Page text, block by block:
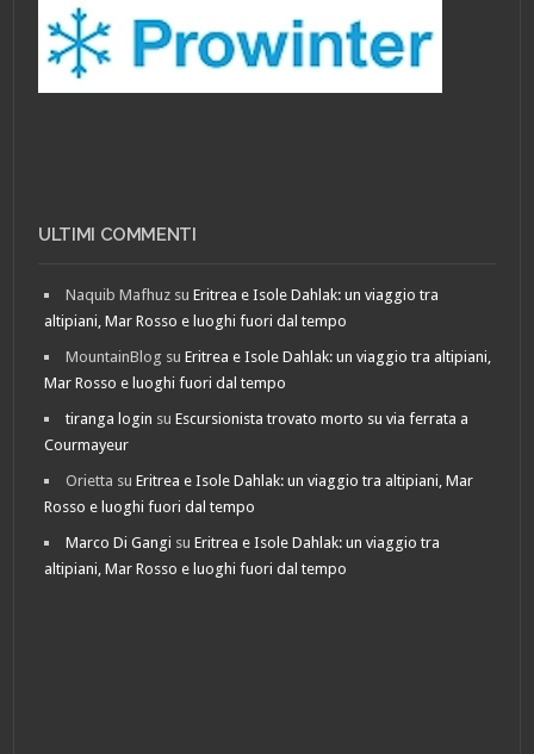
ULTIMI COMMENTI
Naquib Mafhuz suEritrea e Isole Dahlak: un viaggio tra
altipiani, Mar Rosso e luoghi fuori dal tempo
MountainBlog suEritrea e Isole Dahlak: un viaggio tra altipiani,
Mar Rosso e luoghi fuori dal tempo
tiranga login suEscursionista trovato morto su via ferrata a
Courmayeur
Orietta suEritrea e Isole Dahlak: un viaggio tra altipiani, Mar
Rosso e luoghi fuori dal tempo
Marco Di Gangi suEritrea e Isole Dahlak: un viaggio tra
altipiani, Mar Rosso e luoghi fuori dal tempo